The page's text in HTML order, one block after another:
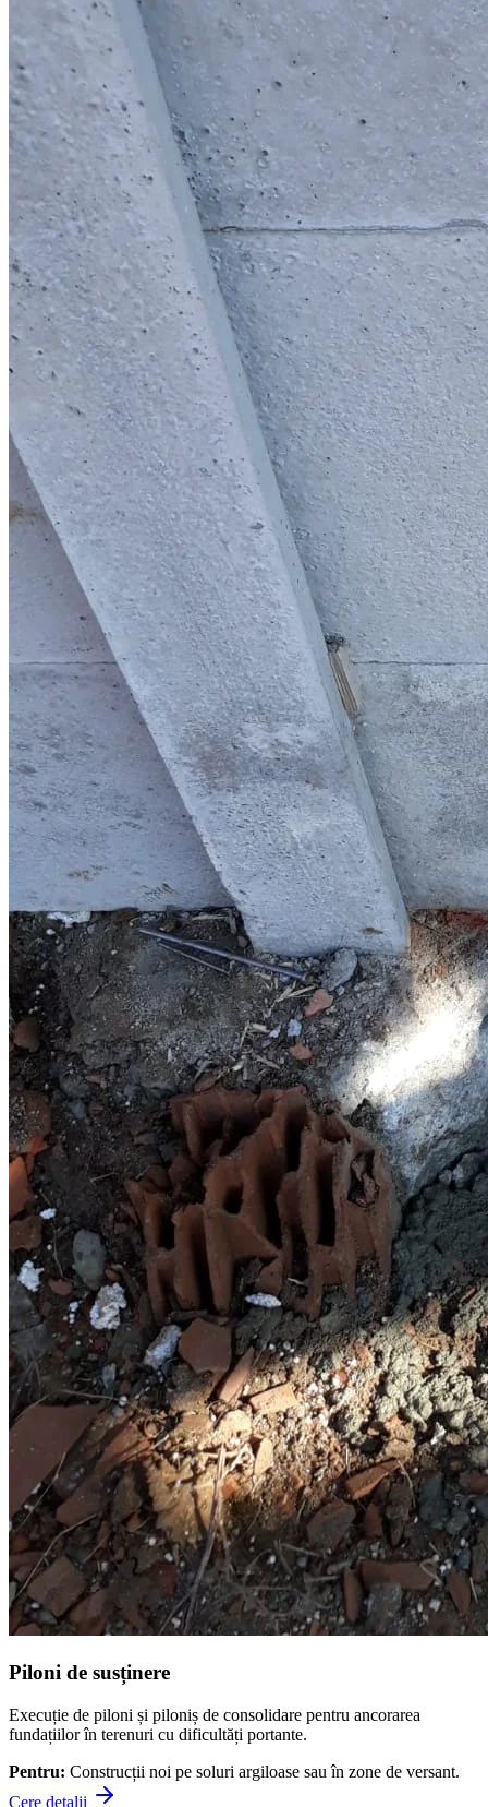
Piloni de susținere
Execuție de piloni și piloniș de consolidare pentru ancorarea
fundațiilor în terenuri cu dificultăți portante.
Pentru: Construcții noi pe soluri argiloase sau în zone de versant.
Cere detalii